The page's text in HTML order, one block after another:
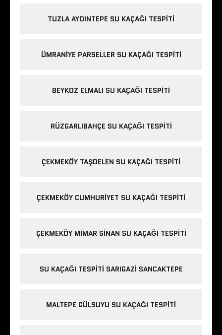
TUZLA AYDINTEPE SU KAÇAĞI TESPITI
ÜMRANIYE PARSELLER SU KAÇAĞI TESPITI
BEYKOZ ELMALI SU KAÇAĞI TESPITI
RÜZGARLIBAHÇE SU KAÇAĞI TESPITI
ÇEKMEKÖY TAŞDELEN SU KAÇAĞI TESPITI
ÇEKMEKÖY CUMHURIYET SU KAÇAĞI TESPITI
ÇEKMEKÖY MIMAR SINAN SU KAÇAĞI TESPITI
SU KAÇAĞI TESPITI SARIGAZI SANCAKTEPE
MALTEPE GÜLSUYU SU KAÇAĞI TESPITI